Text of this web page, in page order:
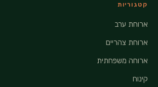
קטגוריות
ארוחת ערב
ארוחת צהריים
ארוחה משפחתית
קינוח